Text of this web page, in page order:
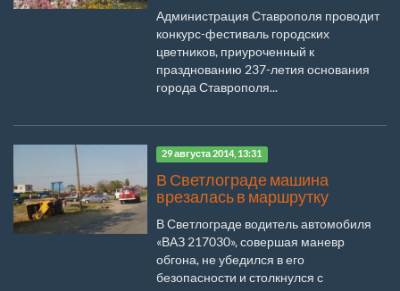
Администрация Ставрополя проводит
конкурс-фестиваль городских
цветников, приуроченный к
празднованию 237-летия основания
города Ставрополя...
29 августа 2014, 13:31
В Светлограде машина
врезалась в маршрутку
В Светлограде водитель автомобиля
«ВАЗ 217030», совершая маневр
обгона, не убедился в его
безопасности и столкнулся с